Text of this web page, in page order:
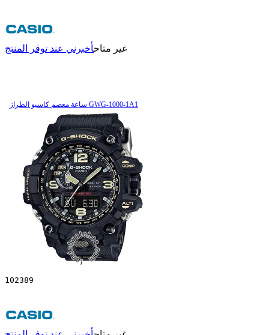
غير متاحأخبرني عند توفر المنتج
ساعة معصم کاسیو الطراز GWG-1000-1A1
102389